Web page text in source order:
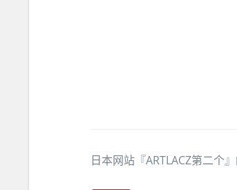
日本网站『ARTLACZ第二个